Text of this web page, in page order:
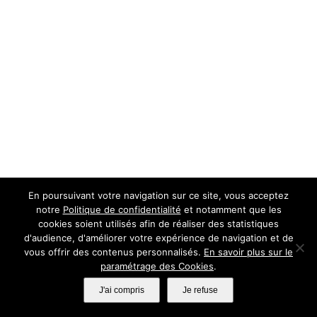
En poursuivant votre navigation sur ce site, vous acceptez
notre Politique de confidentialité et notamment que les
cookies soient utilisés afin de réaliser des statistiques
d'audience, d'améliorer votre expérience de navigation et de
vous offrir des contenus personnalisés. En savoir plus sur le
paramétrage des Cookies.
J'ai compris Je refuse